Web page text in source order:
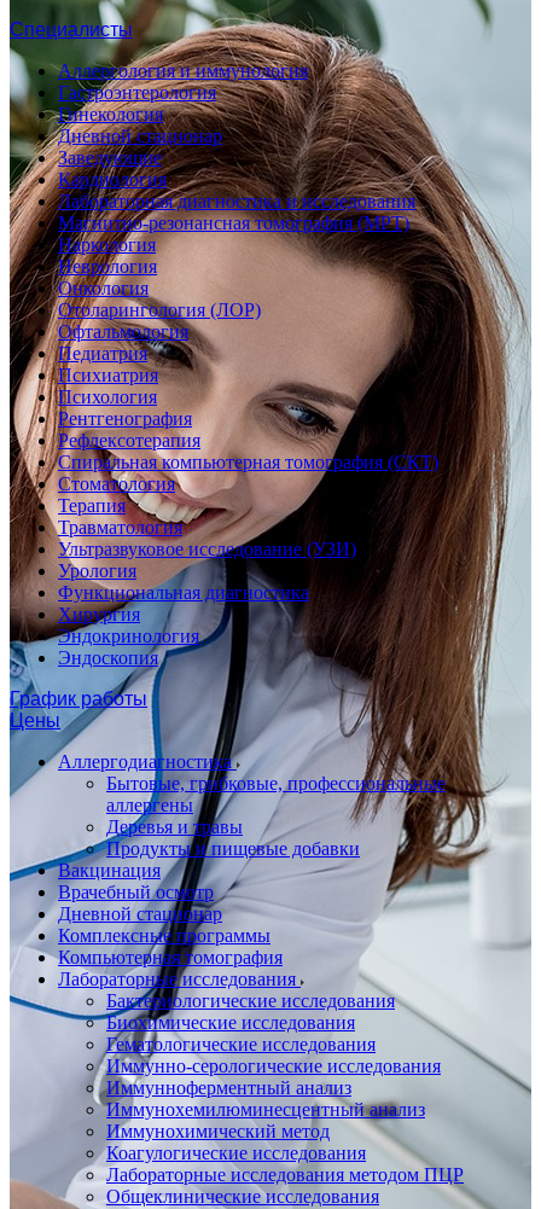
Специалисты
Аллергология и иммунология
Гастроэнтерология
Гинекология
Дневной стационар
Заведующие
Кардиология
Лабораторная диагностика и исследования
Магнитно-резонансная томография (МРТ)
Наркология
Неврология
Онкология
Отоларингология (ЛОР)
Офтальмология
Педиатрия
Психиатрия
Психология
Рентгенография
Рефлексотерапия
Спиральная компьютерная томография (СКТ)
Стоматология
Терапия
Травматология
Ультразвуковое исследование (УЗИ)
Урология
Функциональная диагностика
Хирургия
Эндокринология
Эндоскопия
График работы
Цены
Аллергодиагностика
Бытовые, грибковые, профессиональные
аллергены
Деревья и травы
Продукты и пищевые добавки
Вакцинация
Врачебный осмотр
Дневной стационар
Комплексные программы
Компьютерная томография
Лабораторные исследования
Бактериологические исследования
Биохимические исследования
Гематологические исследования
Иммунно-серологические исследования
Иммунноферментный анализ
Иммунохемилюминесцентный анализ
Иммунохимический метод
Коагулогические исследования
Лабораторные исследования методом ПЦР
Общеклинические исследования